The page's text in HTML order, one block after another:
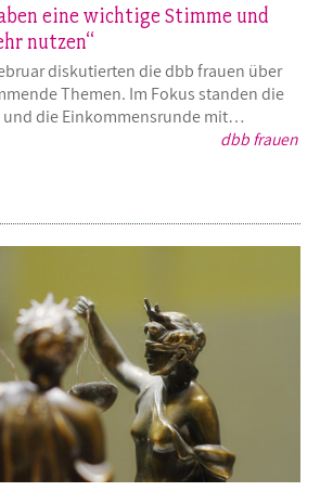
dbb frauen
eine wichtige Stimme und
nutzen“
diskutierten die dbb frauen über
Themen. Im Fokus standen die
und die Einkommensrunde mit…